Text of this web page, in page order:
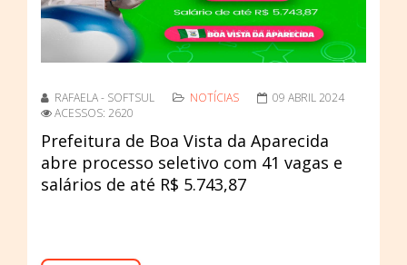
RAFAELA - SOFTSUL NOTÍCIAS
09 ABRIL 2024
ACESSOS: 2620
Prefeitura de Boa Vista da Aparecida
abre processo seletivo com 41 vagas e
salários de até R$ 5.743,87